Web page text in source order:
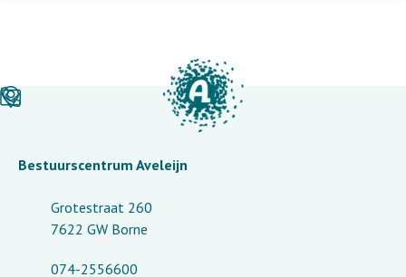
Bestuurscentrum Aveleijn
Grotestraat 260
7622 GW Borne
074-2556600